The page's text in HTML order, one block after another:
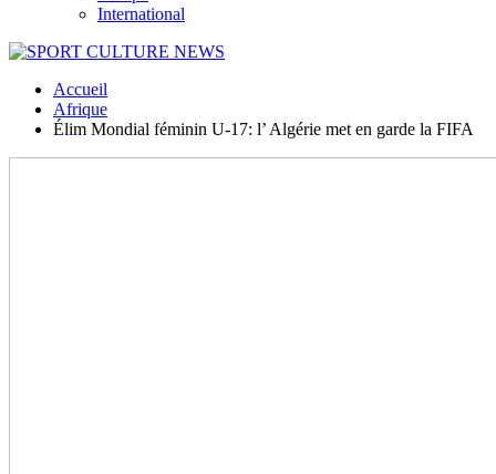
International
Accueil
Afrique
Élim Mondial féminin U-17: l’ Algérie met en garde la FIFA